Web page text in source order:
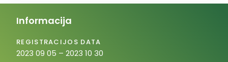
Informacija
REGISTRACIJOS DATA
2023 09 05 – 2023 10 30